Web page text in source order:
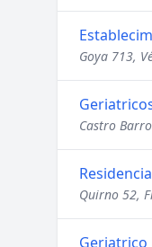
Goya 713,
Castro
Quirno 52,
Geriatrico